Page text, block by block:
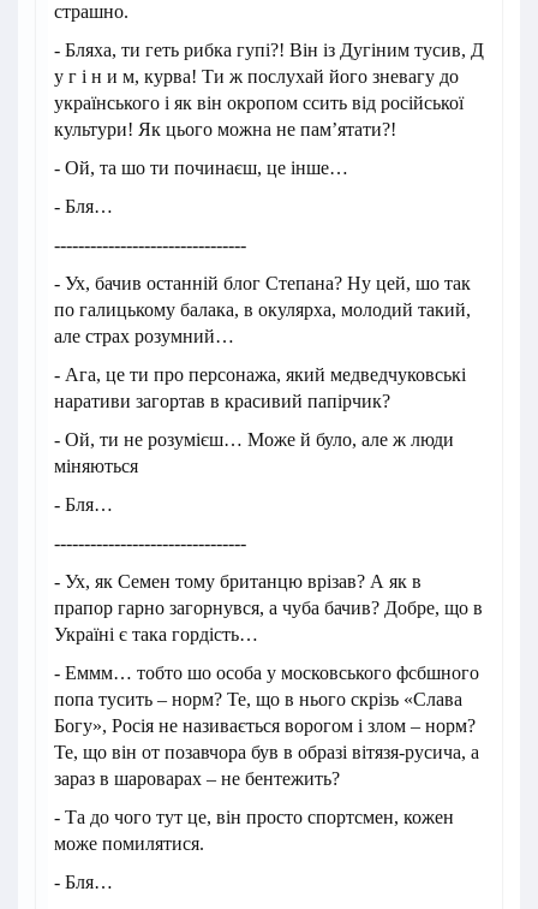
страшно.
- Бляха, ти геть рибка гупі?! Він із Дугіним тусив, Д
у г і н и м, курва! Ти ж послухай його зневагу до
українського і як він окропом ссить від російської
культури! Як цього можна не пам’ятати?!
- Ой, та шо ти починаєш, це інше…
- Бля…
--------------------------------
- Ух, бачив останній блог Степана? Ну цей, шо так
по галицькому балака, в окулярха, молодий такий,
але страх розумний…
- Ага, це ти про персонажа, який медведчуковські
наративи загортав в красивий папірчик?
- Ой, ти не розумієш… Може й було, але ж люди
міняються
- Бля…
--------------------------------
- Ух, як Семен тому британцю врізав? А як в
прапор гарно загорнувся, а чуба бачив? Добре, що в
Україні є така гордість…
- Еммм… тобто шо особа у московського фсбшного
попа тусить – норм? Те, що в нього скрізь «Слава
Богу», Росія не називається ворогом і злом – норм?
Те, що він от позавчора був в образі вітязя-русича, а
зараз в шароварах – не бентежить?
- Та до чого тут це, він просто спортсмен, кожен
може помилятися.
- Бля…